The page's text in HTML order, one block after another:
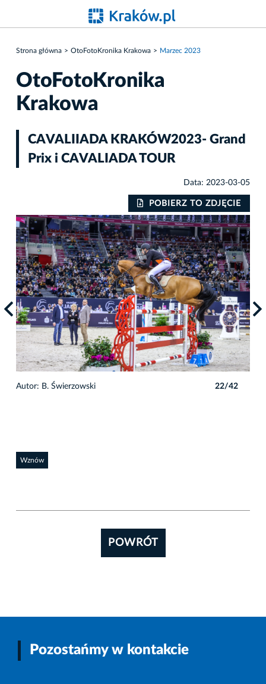
Strona główna OtoFotoKronika Krakowa Marzec 2023
OtoFotoKronika
Krakowa
CAVALIIADA KRAKÓW2023- Grand
Prix i CAVALIADA TOUR
Data: 2023-03-05
POBIERZ TO ZDJĘCIE
Autor: B. Świerzowski 22/42
Wznów
POWRÓT
Pozostańmy w kontakcie